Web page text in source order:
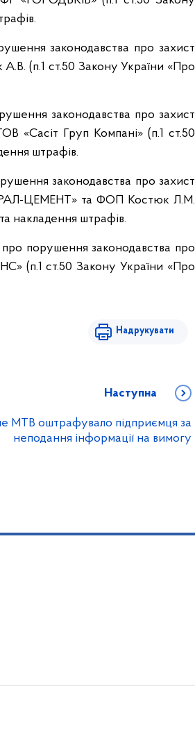
законодавства про захист
(п.1 ст.50 Закону України «Про
законодавства про захист
«Сасіт Груп Компані» (п.1 ст.50
штрафів.
законодавства про захист
ЦЕМЕНТ» та ФОП Костюк Л.М.
накладення штрафів.
порушення законодавства про
(п.1 ст.50 Закону України «Про
Надрукувати
Наступна
МТВ оштрафувало підприємця за
неподання інформації на вимогу